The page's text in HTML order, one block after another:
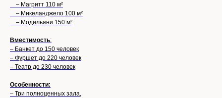
– Магритт 110 м²
– Микеланджело 100 м²
– Модильяни 150 м²
Вместимость:
– Банкет до 150 человек
– Фуршет до 220 человек
– Театр до 230 человек
Особенности:
– Три полноценных зала,